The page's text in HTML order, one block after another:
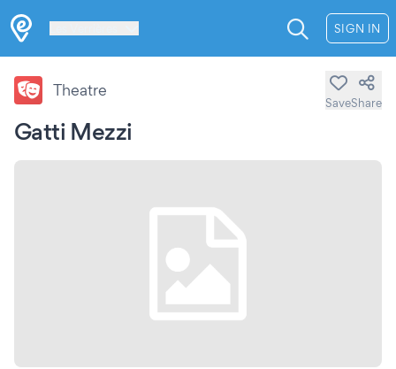
SIGN IN
Gatti Mezzi
Theatre
SaveShare